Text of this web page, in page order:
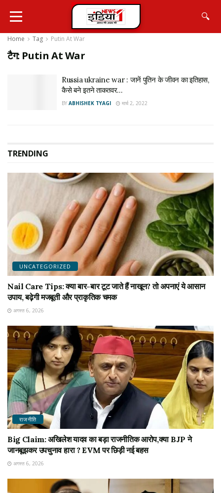
🔍
Home Tag Putin At War
टैग: Putin At War
Russia ukraine war : जानें पुतिन के जीवन का इतिहास,
कैसे बने इतने ताकतवर…
BY ABHISHEK TYAGI मार्च 2, 2022
TRENDING
UNCATEGORIZED
Nail Care Tips: क्या बार-बार टूट जाते हैं नाखून? तो अपनाएं ये आसान
उपाय, बढ़ेगी मजबूती और प्राकृतिक चमक
अगस्त 6, 2026
राजनीति
Big Claim: अखिलेश यादव का बड़ा राजनीतिक आरोप,क्या BJP ने
जानबूझकर उपचुनाव हारा ? EVM पर छिड़ी नई बहस
अगस्त 6, 2026